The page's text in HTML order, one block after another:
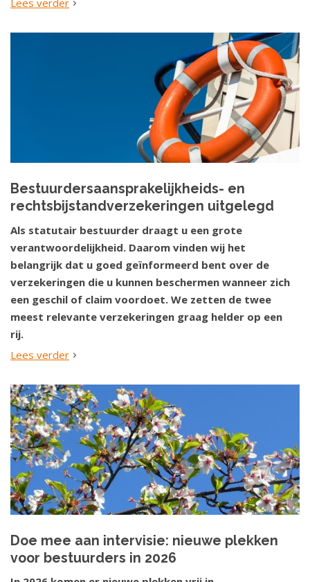
Lees verder
Bestuurdersaansprakelijkheids- en
rechtsbijstandverzekeringen uitgelegd
Als statutair bestuurder draagt u een grote
verantwoordelijkheid. Daarom vinden wij het
belangrijk dat u goed geïnformeerd bent over de
verzekeringen die u kunnen beschermen wanneer zich
een geschil of claim voordoet. We zetten de twee
meest relevante verzekeringen graag helder op een
rij.
Lees verder
Doe mee aan intervisie: nieuwe plekken
voor bestuurders in 2026